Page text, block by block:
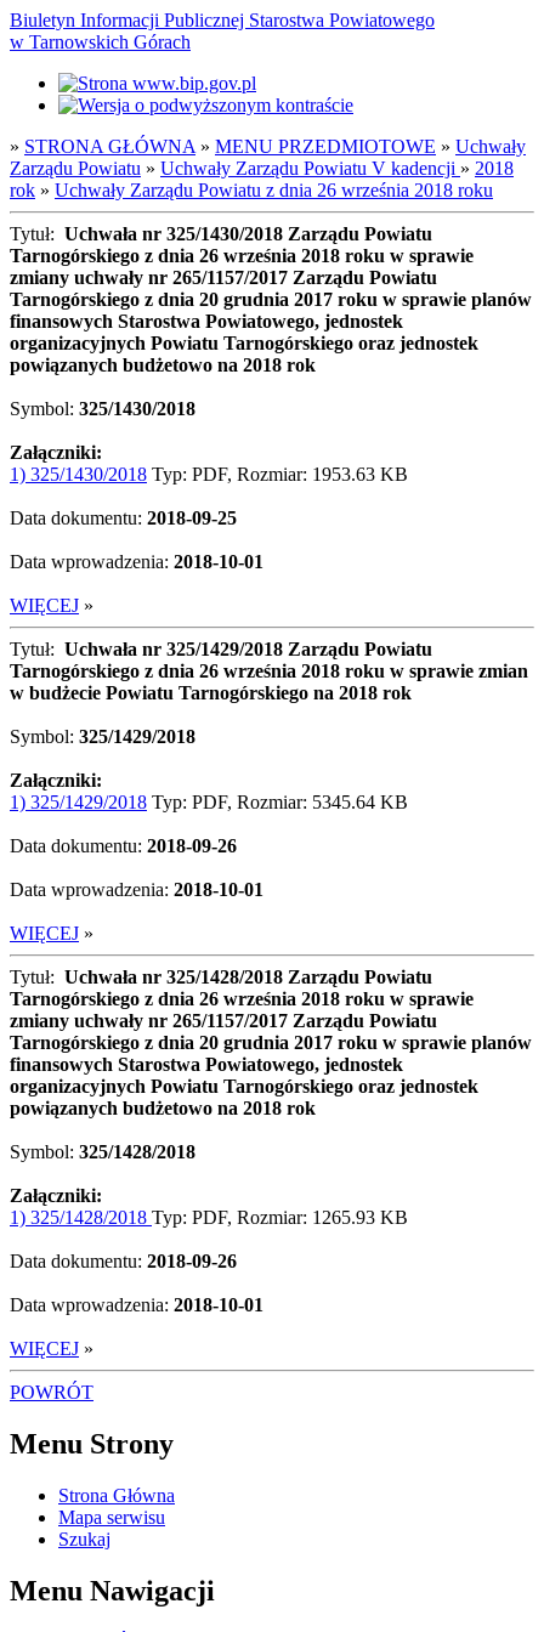
Biuletyn Informacji Publicznej Starostwa Powiatowego
w Tarnowskich Górach
» STRONA GŁÓWNA » MENU PRZEDMIOTOWE » Uchwały
Zarządu Powiatu » Uchwały Zarządu Powiatu V kadencji » 2018
rok » Uchwały Zarządu Powiatu z dnia 26 września 2018 roku
Tytuł: Uchwała nr 325/1430/2018 Zarządu Powiatu
Tarnogórskiego z dnia 26 września 2018 roku w sprawie
zmiany uchwały nr 265/1157/2017 Zarządu Powiatu
Tarnogórskiego z dnia 20 grudnia 2017 roku w sprawie planów
finansowych Starostwa Powiatowego, jednostek
organizacyjnych Powiatu Tarnogórskiego oraz jednostek
powiązanych budżetowo na 2018 rok
Symbol: 325/1430/2018
Załączniki:
1) 325/1430/2018 Typ: PDF, Rozmiar: 1953.63 KB
Data dokumentu: 2018-09-25
Data wprowadzenia: 2018-10-01
WIĘCEJ »
Tytuł: Uchwała nr 325/1429/2018 Zarządu Powiatu
Tarnogórskiego z dnia 26 września 2018 roku w sprawie zmian
w budżecie Powiatu Tarnogórskiego na 2018 rok
Symbol: 325/1429/2018
Załączniki:
1) 325/1429/2018 Typ: PDF, Rozmiar: 5345.64 KB
Data dokumentu: 2018-09-26
Data wprowadzenia: 2018-10-01
WIĘCEJ »
Tytuł: Uchwała nr 325/1428/2018 Zarządu Powiatu
Tarnogórskiego z dnia 26 września 2018 roku w sprawie
zmiany uchwały nr 265/1157/2017 Zarządu Powiatu
Tarnogórskiego z dnia 20 grudnia 2017 roku w sprawie planów
finansowych Starostwa Powiatowego, jednostek
organizacyjnych Powiatu Tarnogórskiego oraz jednostek
powiązanych budżetowo na 2018 rok
Symbol: 325/1428/2018
Załączniki:
1) 325/1428/2018 Typ: PDF, Rozmiar: 1265.93 KB
Data dokumentu: 2018-09-26
Data wprowadzenia: 2018-10-01
WIĘCEJ »
POWRÓT
Menu Strony
Strona Główna
Mapa serwisu
Szukaj
Menu Nawigacji